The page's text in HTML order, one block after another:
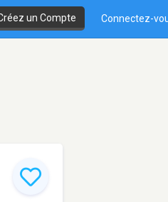
un Compte Connectez-